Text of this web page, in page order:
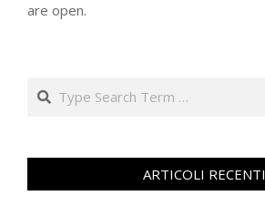
are open.
Search
ARTICOLI RECENTI